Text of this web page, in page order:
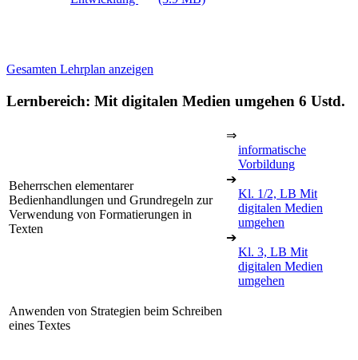
Gesamten Lehrplan anzeigen
Lernbereich: Mit digitalen Medien umgehen 6 Ustd.
Beherrschen elementarer
Bedienhandlungen und Grundregeln zur
Verwendung von Formatierungen in
Texten
⇒
informatische
Vorbildung
➔
Kl. 1/2, LB Mit
digitalen Medien
umgehen
➔
Kl. 3, LB Mit
digitalen Medien
umgehen
Anwenden von Strategien beim Schreiben
eines Textes